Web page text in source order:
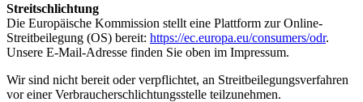
Streitschlichtung
Die Europäische Kommission stellt eine Plattform zur Online-
Streitbeilegung (OS) bereit: https://ec.europa.eu/consumers/odr.
Unsere E-Mail-Adresse finden Sie oben im Impressum.
Wir sind nicht bereit oder verpflichtet, an Streitbeilegungsverfahren
vor einer Verbraucherschlichtungsstelle teilzunehmen.